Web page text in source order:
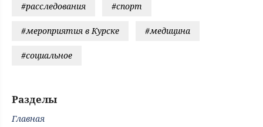
#расследования #спорт
#мероприятия в Курске #медицина
#социальное
Разделы
Главная